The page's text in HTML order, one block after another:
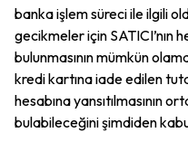
banka işlem süreci ile ilgili
gecikmeler için SATICI’nın
bulunmasının mümkün
kredi kartına iade edilen
hesabına yansıtılmasının
bulabileceğini şimdiden